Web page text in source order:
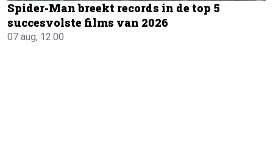
Spider-Man breekt records in de top 5
succesvolste films van 2026
07 aug, 12:00